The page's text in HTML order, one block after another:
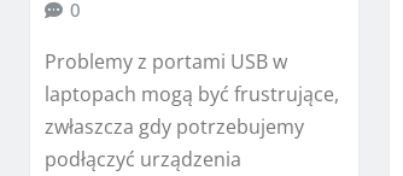
0
Problemy z portami USB w
laptopach mogą być frustrujące,
zwłaszcza gdy potrzebujemy
podłączyć urządzenia